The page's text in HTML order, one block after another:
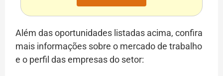
Além das oportunidades listadas acima, confira
mais informações sobre o mercado de trabalho
e o perfil das empresas do setor: